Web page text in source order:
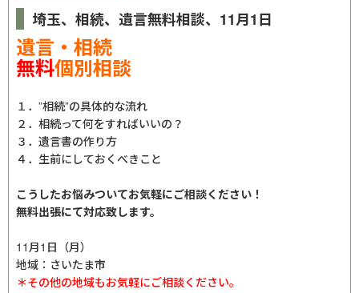
埼玉、相続、遺言無料相談、11月1日
遺言・相続
無料個別相談
１．”相続”の具体的な流れ
２．相続って何をすればいいの？
３．遺言書の作り方
４．生前にしておくべきこと
こうしたお悩みついてお気軽にご相談ください！
無料出張にて対応致します。
11月1日（月）
地域：さいたま市
＊その他の地域もお気軽にご相談ください。